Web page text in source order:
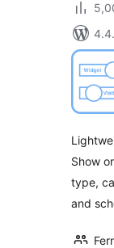
Show
type,
and